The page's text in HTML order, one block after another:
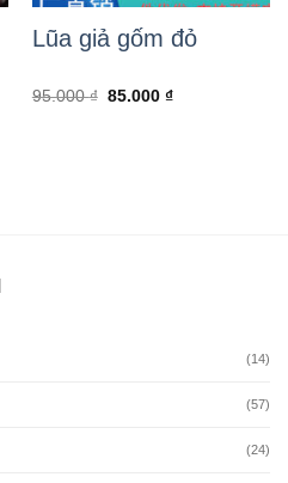
Lũa giả gốm đỏ
95.000₫ Giá
85.000 ₫Giá
(14)
(57)
(24)